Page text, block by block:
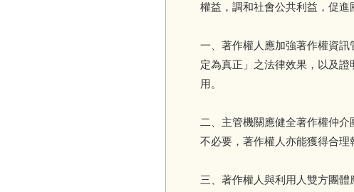
權益，調和社會公共利益，促進
一、著作權人應加強著作權資
定為真正」之法律效果，以及
用。
二、主管機關應健全著作權仲
不必要，著作權人亦能獲得合理
三、著作權人與利用人雙方團